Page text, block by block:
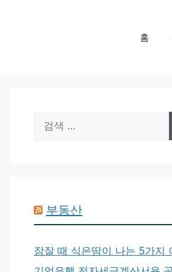
홈
색:
부동산
잠잘 때 식은땀이 나는 5가지